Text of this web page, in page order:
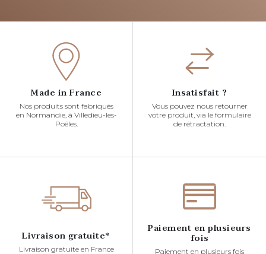
Made in France
Nos produits sont fabriqués
en Normandie, à Villedieu-les-
Poêles.
Insatisfait ?
Vous pouvez nous retourner
votre produit, via le formulaire
de rétractation.
Livraison gratuite*
Livraison gratuite en France
Paiement en plusieurs
fois
Paiement en plusieurs fois